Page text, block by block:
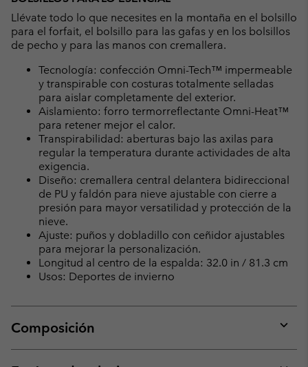
Llévate todo lo que necesites en la montaña en el bolsillo
para el forfait, el bolsillo para las gafas y en los bolsillos
de pecho y para las manos con cremallera.
Tecnología: confección Omni-Tech™ impermeable
y transpirable con costuras totalmente selladas
para aislar completamente del exterior.
Aislamiento: forro termorreflectante Omni-Heat™
para retener mejor el calor.
Transpirabilidad: aberturas bajo las axilas para
regular la temperatura durante actividades de alta
exigencia.
Diseño: cremallera central delantera bidireccional
de PU y faldón para nieve ajustable con cierre a
presión para mayor versatilidad y protección de la
nieve.
Ajuste: puños y dobladillo con ceñidor ajustables
para mejorar la personalización.
Longitud al centro de la espalda: 32.0 in / 81.3 cm
Usos: Deportes de invierno
Composición
or